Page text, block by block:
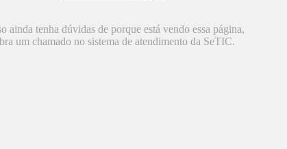
ainda tenha dúvidas de porque está vendo essa página,
um chamado no sistema de atendimento da SeTIC.